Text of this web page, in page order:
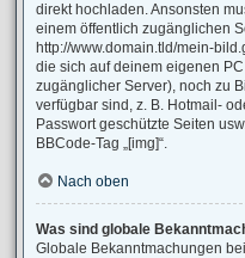
direkt hochladen. Ansonsten
einem öffentlich zugänglichen
http://www.domain.tld/mein-
die sich auf deinem eigenen
zugänglicher Server), noch zu
verfügbar sind, z. B. Hotmail-
Passwort geschützte Seiten
BBCode-Tag „[img]“.
Nach oben
Was sind globale
Globale Bekanntmachungen